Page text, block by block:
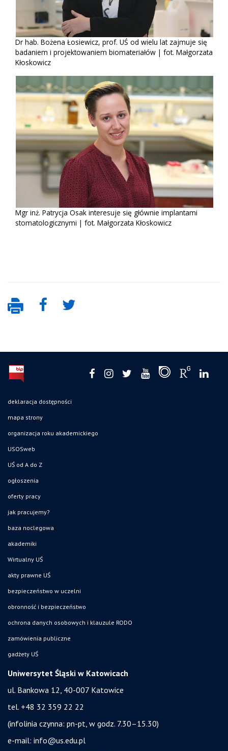
Dr hab. Bożena Łosiewicz, prof. UŚ od wielu lat zajmuje się
badaniem i projektowaniem biomateriałów | fot. Małgorzata
Kłoskowicz
Mgr inż. Patrycja Osak interesuje się głównie implantami
stomatologicznymi | fot. Małgorzata Kłoskowicz
deklaracja dostępności
mapa strony
organizacja roku akademickiego
USOSweb
UŚ od A do Z
ogłoszenia
oferty pracy
jak pracujemy?
baza noclegowa
akademiki
Wirtualny UŚ
akty prawne UŚ
bezpieczeństwo w uczelni
obronność i bezpieczeństwo
ochrona danych osobowych i klauzule RODO
zamówienia publiczne
gadżety UŚ
Uniwersytet Śląski w Katowicach
ul. Bankowa 12, 40-007 Katowice
tel. +48 32 359 22 22
(infolinia czynna: pn-pt, w godz. 7.30–15.30)
e-mail: info@us.edu.pl